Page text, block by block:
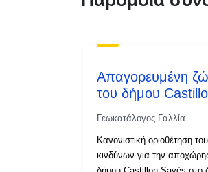
Απαγορευμένη
του δήμου
Γεωκατάλογος Γαλλία
Κανονιστική οριοθέτηση
κινδύνων για την